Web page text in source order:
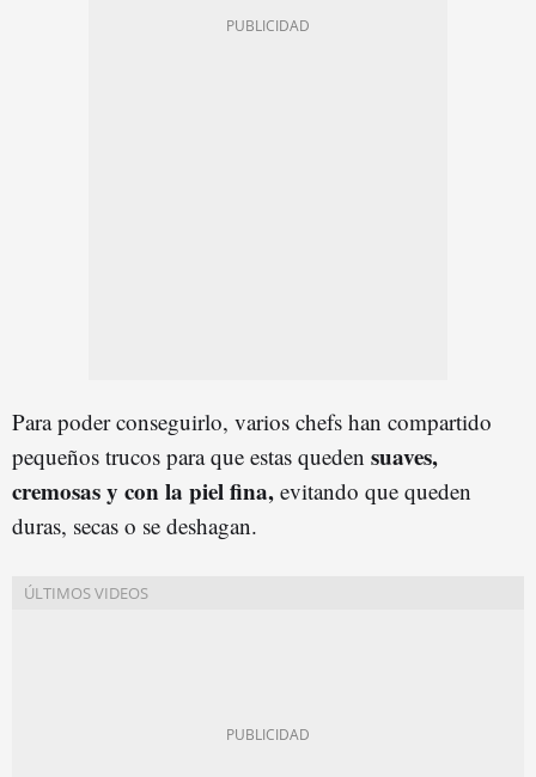
Para poder conseguirlo, varios chefs han compartido
pequeños trucos para que estas queden suaves,
cremosas y con la piel fina, evitando que queden
duras, secas o se deshagan.